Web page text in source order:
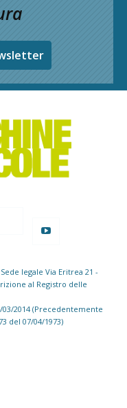
legale Via Eritrea 21 -
al Registro delle
2014 (Precedentemente
del 07/04/1973)